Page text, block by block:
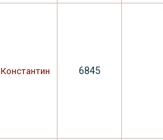
Константин 6845